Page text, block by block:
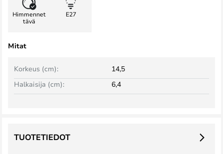
Himmennet
tävä
E27
Mitat
Korkeus (cm):
14,5
Halkaisija (cm):
6,4
TUOTETIEDOT